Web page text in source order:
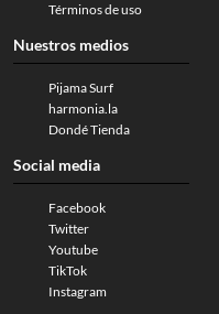
Términos de uso
Nuestros medios
Pijama Surf
harmonia.la
Dondé Tienda
Social media
Facebook
Twitter
Youtube
TikTok
Instagram